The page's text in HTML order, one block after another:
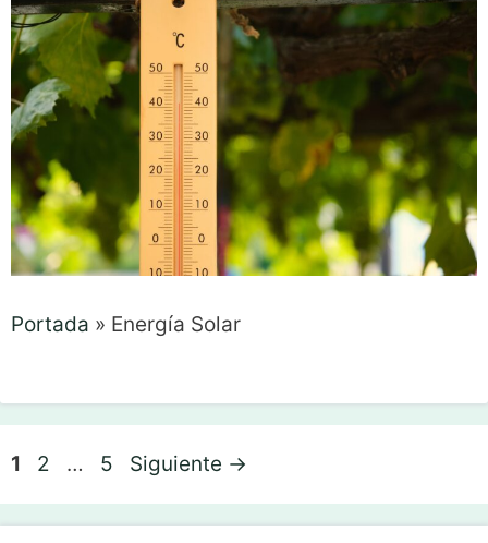
Portada » Energía Solar
Página
1 Página
2 … Página
5 Siguiente →